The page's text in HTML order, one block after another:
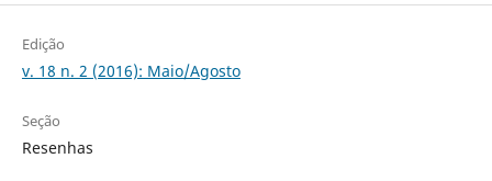
Edição
v. 18 n. 2 (2016): Maio/Agosto
Seção
Resenhas